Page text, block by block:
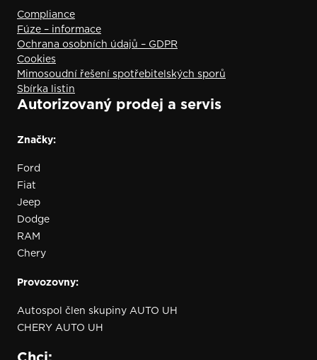
Compliance
Fúze – informace
Ochrana osobních údajů – GDPR
Cookies
Mimosoudní řešení spotřebitelských sporů
Sbírka listin
Autorizovaný prodej a servis
Značky:
Ford
Fiat
Jeep
Dodge
RAM
Chery
Provozovny:
Autospol člen skupiny AUTO UH
CHERY AUTO UH